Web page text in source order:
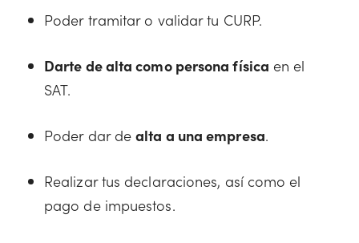
Poder tramitar o validar tu CURP.
Darte de alta como persona física en el
SAT.
Poder dar dealta a una empresa.
Realizar tus declaraciones, así como el
pago de impuestos.